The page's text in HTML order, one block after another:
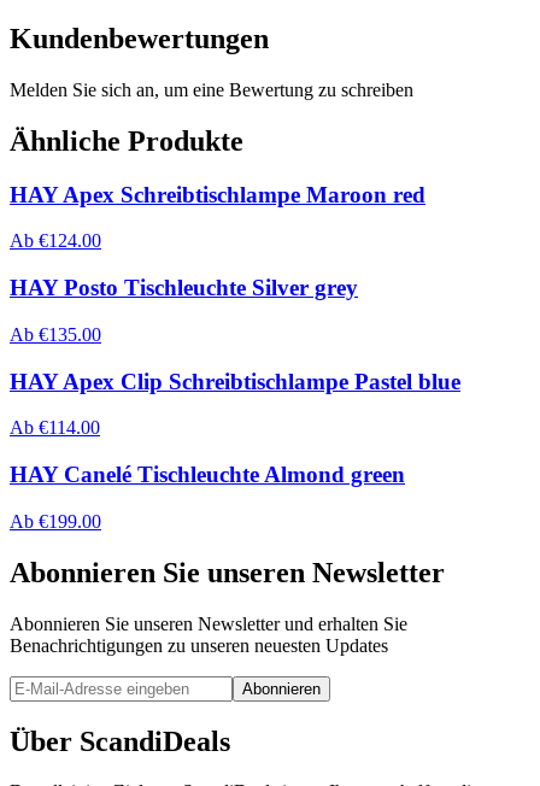
Kundenbewertungen
Melden Sie sich an, um eine Bewertung zu schreiben
Ähnliche Produkte
HAY Apex Schreibtischlampe Maroon red
Ab €124.00
HAY Posto Tischleuchte Silver grey
Ab €135.00
HAY Apex Clip Schreibtischlampe Pastel blue
Ab €114.00
HAY Canelé Tischleuchte Almond green
Ab €199.00
Abonnieren Sie unseren Newsletter
Abonnieren Sie unseren Newsletter und erhalten Sie
Benachrichtigungen zu unseren neuesten Updates
Abonnieren
Über ScandiDeals